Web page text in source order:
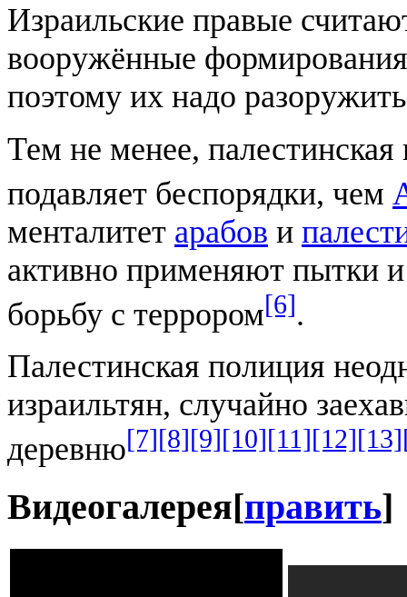
Израильские правые
вооружённые
поэтому их надо
Тем не менее,
подавляет беспорядки, чем
менталитет арабов и
активно применяют пытки
борьбу с террором[6].
Палестинская полиция
израильтян, случайно
деревню[7][8][9][10][11][12][13]
Видеогалерея[править]